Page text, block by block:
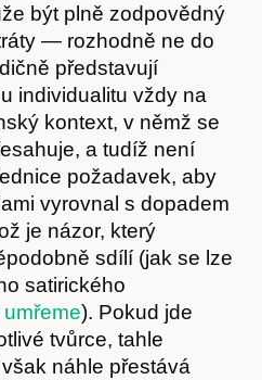
být plně zodpovědný
— rozhodně ne do
představují
individualitu vždy na
kontext, v němž se
a tudíž není
požadavek, aby
vyrovnal s dopadem
je názor, který
sdílí (jak se lze
satirického
). Pokud jde
tvůrce, tahle
náhle přestává